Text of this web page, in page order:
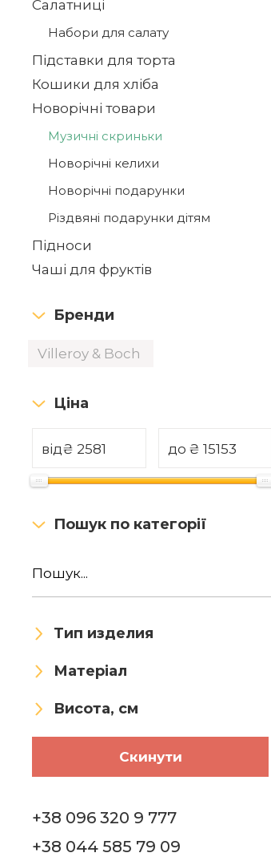
Салатниці
Набори для салату
Підставки для торта
Кошики для хліба
Новорічні товари
Музичні скриньки
Новорічні келихи
Новорічні подарунки
Різдвяні подарунки дітям
Підноси
Чаші для фруктів
Бренди
Villeroy & Boch
Ціна
від₴ до ₴
Пошук по категорії
Тип изделия
Матеріал
Висота, см
Скинути
+38 096 320 9 777
+38 044 585 79 09